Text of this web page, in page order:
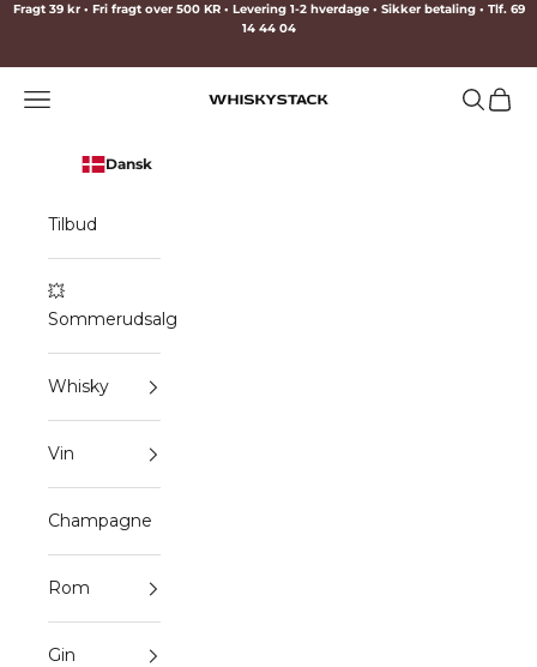
Spring til indhold
Fragt 39 kr • Fri fragt over 500 KR • Levering 1-2 hverdage • Sikker betaling • Tlf. 69
14 44 04
WHISKYSTACK
Menu Søg
Dansk
Tilbud
💥
Sommerudsalg
Whisky
Vin
Champagne
Rom
Gin